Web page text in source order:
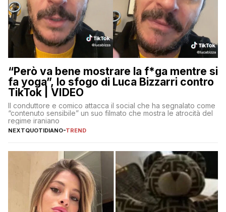
“Però va bene mostrare la f*ga mentre si
fa yoga”, lo sfogo di Luca Bizzarri contro
TikTok | VIDEO
Il conduttore e comico attacca il social che ha segnalato come
“contenuto sensibile” un suo filmato che mostra le atrocità del
regime iraniano
NEXTQUOTIDIANO-TREND